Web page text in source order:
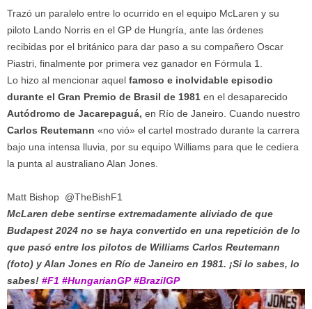
Trazó un paralelo entre lo ocurrido en el equipo McLaren y su
piloto Lando Norris en el GP de Hungría, ante las órdenes
recibidas por el británico para dar paso a su compañero Oscar
Piastri, finalmente por primera vez ganador en Fórmula 1.
Lo hizo al mencionar aquel famoso e inolvidable episodio
durante el Gran Premio de Brasil de 1981 en el desaparecido
Autódromo de Jacarepaguá, en Río de Janeiro. Cuando nuestro
Carlos Reutemann «no vió» el cartel mostrado durante la carrera
bajo una intensa lluvia, por su equipo Williams para que le cediera
la punta al australiano Alan Jones.
Matt Bishop @TheBishF1
McLaren debe sentirse extremadamente aliviado de que
Budapest 2024 no se haya convertido en una repetición de lo
que pasó entre los pilotos de Williams Carlos Reutemann
(foto) y Alan Jones en Río de Janeiro en 1981. ¡Si lo sabes, lo
sabes! #F1 #HungarianGP #BrazilGP